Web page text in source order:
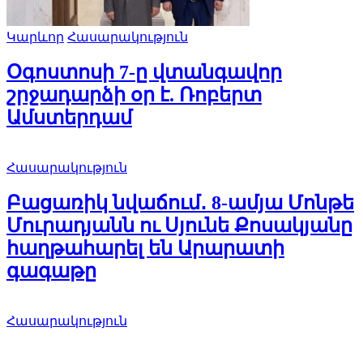
Կարևոր Հասարակություն
Օգոստոսի 7-ը վտանգավոր
շրջադարձի օր է. Ռոբերտ
Ամստերդամ
Հասարակություն
Բացառիկ նվաճում․ 8-ամյա Մոնթե
Մուրադյանն ու Սյունե Քոսակյանը
հաղթահարել են Արարատի
գագաթը
Հասարակություն